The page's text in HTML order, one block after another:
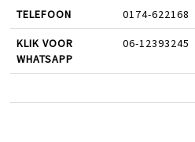
TELEFOON 0174-622168
KLIK VOOR
WHATSAPP
06-12393245